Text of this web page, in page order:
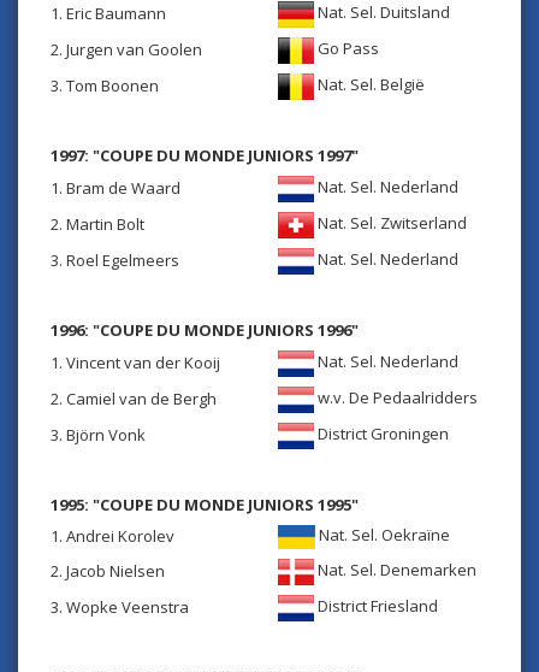
1. Eric Baumann
Nat. Sel. Duitsland
2. Jurgen van Goolen
Go Pass
3. Tom Boonen
Nat. Sel. België
1997: "COUPE DU MONDE JUNIORS 1997"
1. Bram de Waard
Nat. Sel. Nederland
2. Martin Bolt
Nat. Sel. Zwitserland
3. Roel Egelmeers
Nat. Sel. Nederland
1996: "COUPE DU MONDE JUNIORS 1996"
1. Vincent van der Kooij
Nat. Sel. Nederland
2. Camiel van de Bergh
w.v. De Pedaalridders
3. Björn Vonk
District Groningen
1995: "COUPE DU MONDE JUNIORS 1995"
1. Andrei Korolev
Nat. Sel. Oekraïne
2. Jacob Nielsen
Nat. Sel. Denemarken
3. Wopke Veenstra
District Friesland